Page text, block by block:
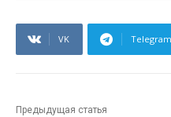
VK Telegram
Предыдущая статья